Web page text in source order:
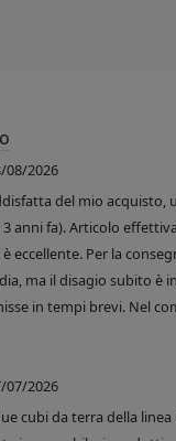
08/2026
del mio acquisto,
anni fa). Articolo
eccellente. Per la
ma il disagio subito è
in tempi brevi. Nel
07/2026
cubi da terra della